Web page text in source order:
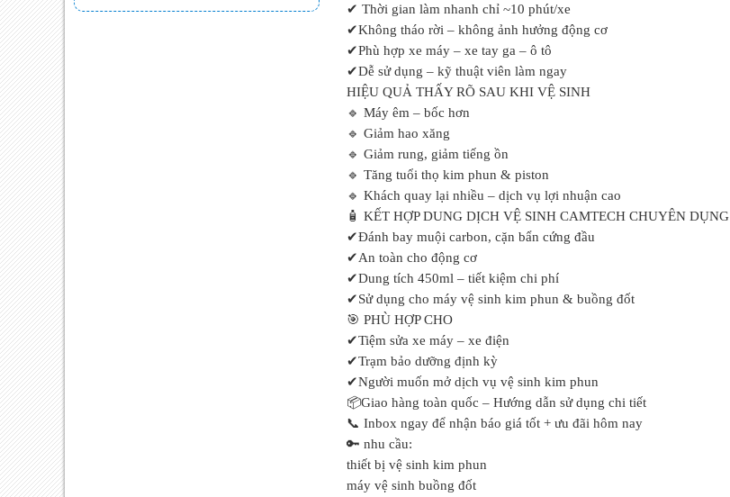
✔ Thời gian làm nhanh chỉ ~10 phút/xe
✔Không tháo rời – không ảnh hưởng động cơ
✔Phù hợp xe máy – xe tay ga – ô tô
✔Dễ sử dụng – kỹ thuật viên làm ngay
HIỆU QUẢ THẤY RÕ SAU KHI VỆ SINH
🔹 Máy êm – bốc hơn
🔹 Giảm hao xăng
🔹 Giảm rung, giảm tiếng ồn
🔹 Tăng tuổi thọ kim phun & piston
🔹 Khách quay lại nhiều – dịch vụ lợi nhuận cao
🧴 KẾT HỢP DUNG DỊCH VỆ SINH CAMTECH CHUYÊN DỤNG
✔Đánh bay muội carbon, cặn bẩn cứng đầu
✔An toàn cho động cơ
✔Dung tích 450ml – tiết kiệm chi phí
✔Sử dụng cho máy vệ sinh kim phun & buồng đốt
🎯 PHÙ HỢP CHO
✔Tiệm sửa xe máy – xe điện
✔Trạm bảo dưỡng định kỳ
✔Người muốn mở dịch vụ vệ sinh kim phun
📦Giao hàng toàn quốc – Hướng dẫn sử dụng chi tiết
📞 Inbox ngay để nhận báo giá tốt + ưu đãi hôm nay
🔑 nhu cầu:
thiết bị vệ sinh kim phun
máy vệ sinh buồng đốt